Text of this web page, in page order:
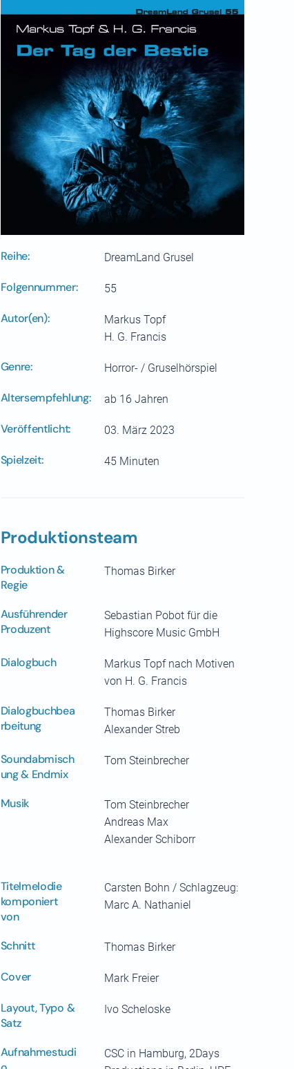
Reihe: DreamLand Grusel
Folgennummer: 55
Autor(en):
Markus Topf
H. G. Francis
Genre: Horror- / Gruselhörspiel
Altersempfehlung: ab 16 Jahren
Veröffentlicht: 03. März 2023
Spielzeit: 45 Minuten
Produktionsteam
Produktion &
Regie
Thomas Birker
Ausführender
Produzent
Sebastian Pobot für die
Highscore Music GmbH
Dialogbuch
Markus Topf nach Motiven
von H. G. Francis
Dialogbuchbea
rbeitung
Thomas Birker
Alexander Streb
Soundabmisch
ung & Endmix
Tom Steinbrecher
Musik
Tom Steinbrecher
Andreas Max
Alexander Schiborr
Titelmelodie
komponiert
von
Carsten Bohn / Schlagzeug:
Marc A. Nathaniel
Schnitt Thomas Birker
Cover Mark Freier
Layout, Typo &
Satz
Ivo Scheloske
Aufnahmestudi
CSC in Hamburg, 2Days